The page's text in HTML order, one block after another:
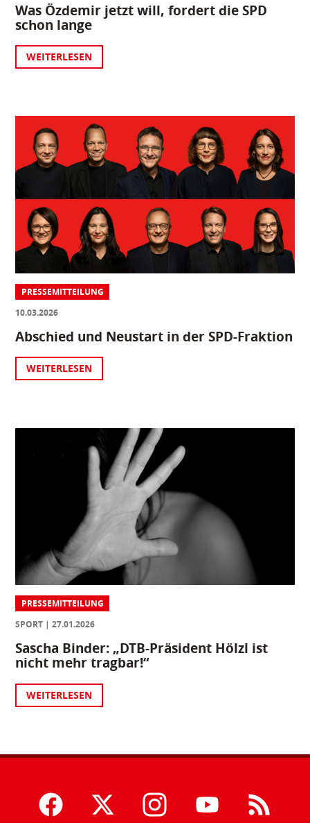
Was Özdemir jetzt will, fordert die SPD
schon lange
WEITERLESEN
PRESSEMITTEILUNG
10.03.2026
Abschied und Neustart in der SPD-Fraktion
WEITERLESEN
PRESSEMITTEILUNG
SPORT
27.01.2026
Sascha Binder: „DTB-Präsident Hölzl ist
nicht mehr tragbar!“
WEITERLESEN